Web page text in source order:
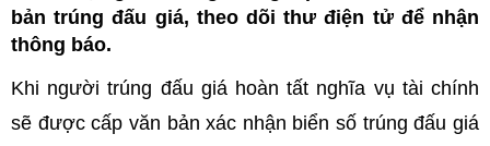
bản trúng đấu giá, theo dõi thư điện tử để nhận
thông báo.
Khi người trúng đấu giá hoàn tất nghĩa vụ tài chính
sẽ được cấp văn bản xác nhận biển số trúng đấu giá